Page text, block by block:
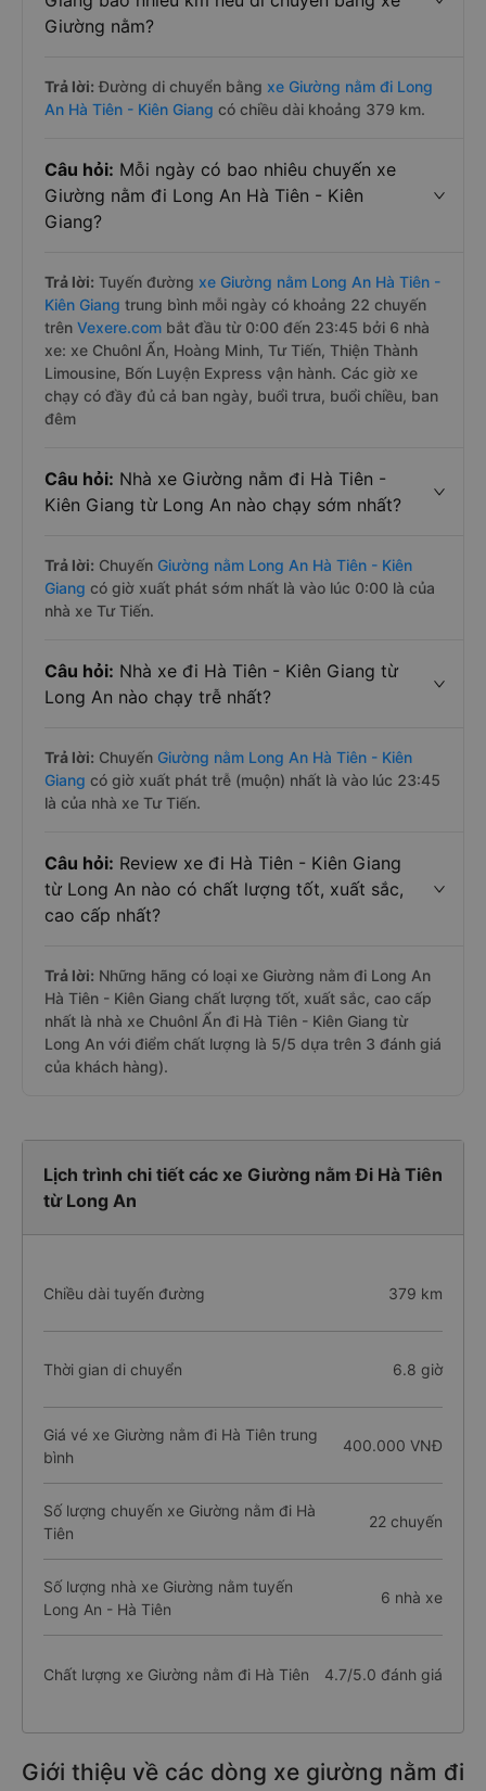
Giường nằm?
Trả lời: Đường di chuyển bằng xe Giường nằm đi Long
An Hà Tiên - Kiên Giang có chiều dài khoảng 379 km.
Câu hỏi: Mỗi ngày có bao nhiêu chuyến xe
Giường nằm đi Long An Hà Tiên - Kiên
Giang?
Trả lời: Tuyến đường xe Giường nằm Long An Hà Tiên -
Kiên Giang trung bình mỗi ngày có khoảng 22 chuyến
trên Vexere.com bắt đầu từ 0:00 đến 23:45 bởi 6 nhà
xe: xe Chuônl Ẩn, Hoàng Minh, Tư Tiến, Thiện Thành
Limousine, Bốn Luyện Express vận hành. Các giờ xe
chạy có đầy đủ cả ban ngày, buổi trưa, buổi chiều, ban
đêm
Câu hỏi: Nhà xe Giường nằm đi Hà Tiên -
Kiên Giang từ Long An nào chạy sớm nhất?
Trả lời: Chuyến Giường nằm Long An Hà Tiên - Kiên
Giang có giờ xuất phát sớm nhất là vào lúc 0:00 là của
nhà xe Tư Tiến.
Câu hỏi: Nhà xe đi Hà Tiên - Kiên Giang từ
Long An nào chạy trễ nhất?
Trả lời: Chuyến Giường nằm Long An Hà Tiên - Kiên
Giang có giờ xuất phát trễ (muộn) nhất là vào lúc 23:45
là của nhà xe Tư Tiến.
Câu hỏi: Review xe đi Hà Tiên - Kiên Giang
từ Long An nào có chất lượng tốt, xuất sắc,
cao cấp nhất?
Trả lời: Những hãng có loại xe Giường nằm đi Long An
Hà Tiên - Kiên Giang chất lượng tốt, xuất sắc, cao cấp
nhất là nhà xe Chuônl Ẩn đi Hà Tiên - Kiên Giang từ
Long An với điểm chất lượng là 5/5 dựa trên 3 đánh giá
của khách hàng).
Lịch trình chi tiết các xe Giường nằm Đi Hà Tiên
từ Long An
Chiều dài tuyến đường 379 km
Thời gian di chuyển 6.8 giờ
Giá vé xe Giường nằm đi Hà Tiên trung
bình
400.000 VNĐ
Số lượng chuyến xe Giường nằm đi Hà
Tiên
22 chuyến
Số lượng nhà xe Giường nằm tuyến
Long An - Hà Tiên
6 nhà xe
Chất lượng xe Giường nằm đi Hà Tiên 4.7/5.0 đánh giá
Giới thiệu về các dòng xe giường nằm đi